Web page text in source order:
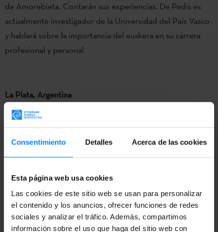
Consentimiento Detalles Acerca de las cookies
Esta página web usa cookies
Las cookies de este sitio web se usan para personalizar
el contenido y los anuncios, ofrecer funciones de redes
sociales y analizar el tráfico. Además, compartimos
información sobre el uso que haga del sitio web con
de Amorebieta. Contarán sus experiencias. De Pedis es
actualmente investigador de la Universidad del País Vasco
y hablará sobre la importancia del euskera en su carrera
profesional y personal
La Plata, Argentina
Universidad de la Plata
1 de diciembre
Conferencia: ´Material, clases, propuestas… para los
estudiantes vascos de la Diáspora´
18:00 horas en Argentina. En el País Vasco, a las 22:00
horas